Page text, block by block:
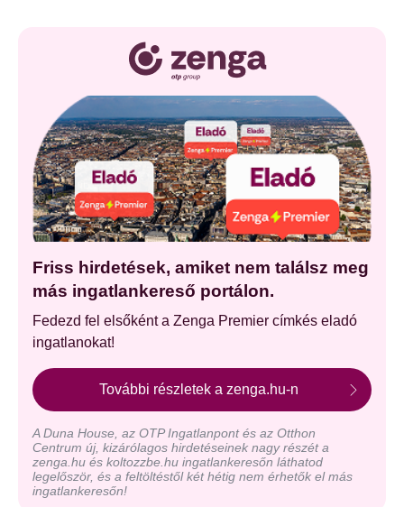
Friss hirdetések, amiket nem találsz meg
más ingatlankereső portálon.
Fedezd fel elsőként a Zenga Premier címkés eladó
ingatlanokat!
További részletek a zenga.hu-n
A Duna House, az OTP Ingatlanpont és az Otthon
Centrum új, kizárólagos hirdetéseinek nagy részét a
zenga.hu és koltozzbe.hu ingatlankeresőn láthatod
legelőször, és a feltöltéstől két hétig nem érhetők el más
ingatlankeresőn!